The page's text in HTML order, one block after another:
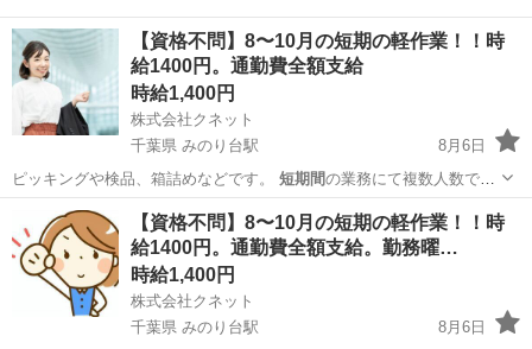
【資格不問】8〜10月の短期の軽作業！！時
給1400円。通勤費全額支給
時給1,400円
株式会社クネット
千葉県 みのり台駅
8月6日
ピッキングや検品、箱詰めなどです。 短期間の業務にて複数人数で業
務を行います。 …
松戸市 みのり台駅 仕分け 短期間
【資格不問】8〜10月の短期の軽作業！！時
給1400円。通勤費全額支給。勤務曜…
時給1,400円
株式会社クネット
千葉県 みのり台駅
8月6日